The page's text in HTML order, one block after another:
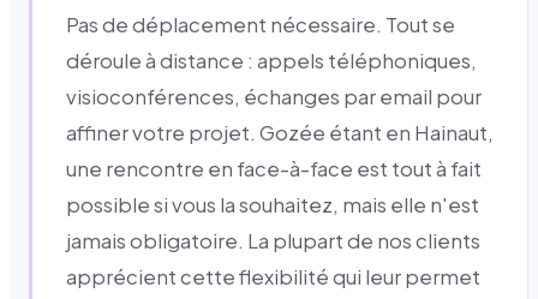
Pas de déplacement nécessaire. Tout se
déroule à distance : appels téléphoniques,
visioconférences, échanges par email pour
affiner votre projet. Gozée étant en Hainaut,
une rencontre en face-à-face est tout à fait
possible si vous la souhaitez, mais elle n'est
jamais obligatoire. La plupart de nos clients
apprécient cette flexibilité qui leur permet